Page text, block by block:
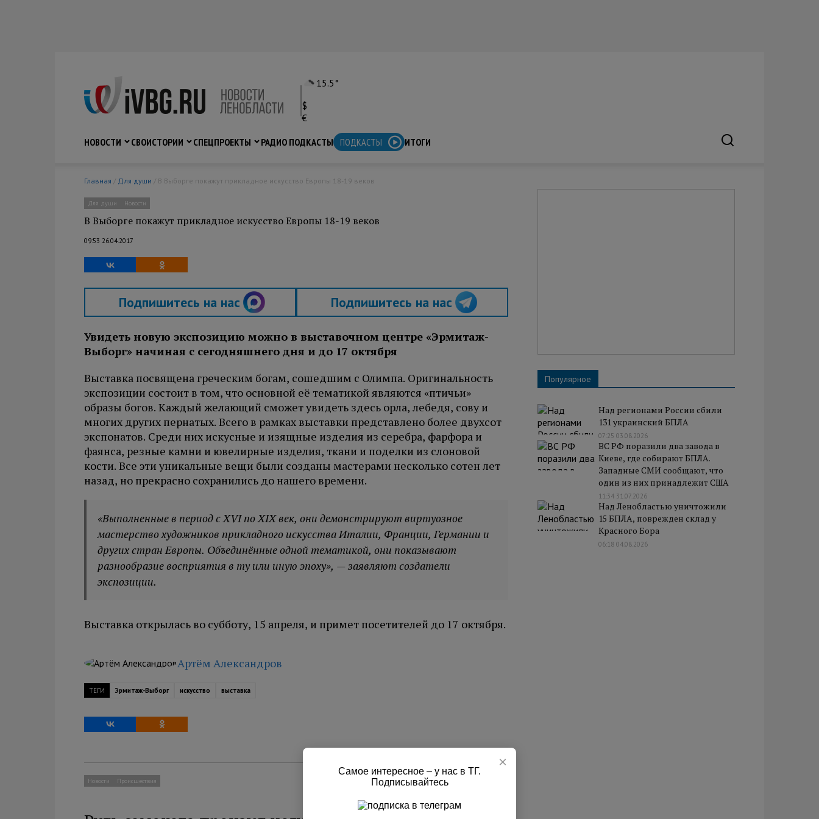
15.5°
$
€
НОВОСТИ
СВОИСТОРИИ СПЕЦПРОЕКТЫ РАДИО ПОДКАСТЫ ПОДКАСТЫ ИТОГИ
Главная / Для души / В Выборге покажут прикладное искусство Европы 18-19 веков
Для души Новости
В Выборге покажут прикладное искусство Европы 18-19 веков
09:53 26.04.2017
Подпишитесь на нас Подпишитесь на нас
Увидеть новую экспозицию можно в выставочном центре «Эрмитаж-
Выборг» начиная с сегодняшнего дня и до 17 октября
Выставка посвящена греческим богам, сошедшим с Олимпа. Оригинальность
экспозиции состоит в том, что основной её тематикой являются «птичьи»
образы богов. Каждый желающий сможет увидеть здесь орла, лебедя, сову и
многих других пернатых. Всего в рамках выставки представлено более двухсот
экспонатов. Среди них искусные и изящные изделия из серебра, фарфора и
фаянса, резные камни и ювелирные изделия, ткани и поделки из слоновой
кости. Все эти уникальные вещи были созданы мастерами несколько сотен лет
назад, но прекрасно сохранились до нашего времени.
«Выполненные в период с XVI по XIX век, они демонстрируют виртуозное
мастерство художников прикладного искусства Италии, Франции, Германии и
других стран Европы. Объединённые одной тематикой, они показывают
разнообразие восприятия в ту или иную эпоху», — заявляют создатели
экспозиции.
Выставка открылась во субботу, 15 апреля, и примет посетителей до 17 октября.
Артём Александров
ТЕГИ Эрмитаж-Выборг искусство выставка
Новости Происшествия
Популярное
Над регионами России сбили
131 украинский БПЛА
07:25 03.08.2026
ВС РФ поразили два завода в
Киеве, где собирают БПЛА.
Западные СМИ сообщают, что
один из них принадлежит США
11:34 31.07.2026
Над Ленобластью уничтожили
15 БПЛА, поврежден склад у
Красного Бора
06:18 04.08.2026
×
Самое интересное – у нас в ТГ.
Подписывайтесь